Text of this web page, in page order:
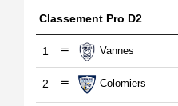
Classement Pro D2
1 Vannes
2 Colomiers